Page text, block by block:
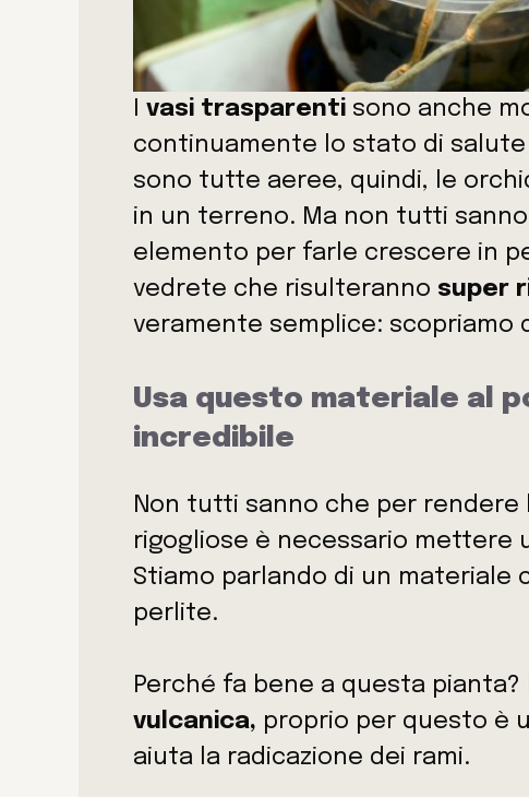
vasi trasparenti sono anche
continuamente lo stato di
sono tutte aeree, quindi, le
in un terreno. Ma non tutti
elemento per farle crescere in
vedrete che risulteranno super
veramente semplice: scopriamo
Usa questo materiale al
incredibile
Non tutti sanno che per rendere
rigogliose è necessario mettere
Stiamo parlando di un materiale
perlite.
Perché fa bene a questa pianta?
vulcanica, proprio per questo è
aiuta la radicazione dei rami.